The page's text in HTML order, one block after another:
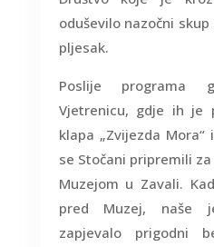
oduševilo nazočni
pljesak.
Poslije programa
Vjetrenicu, gdje ih je
klapa „Zvijezda
se Stočani pripremili
Muzejom u Zavali.
pred Muzej, naše
zapjevalo prigodni